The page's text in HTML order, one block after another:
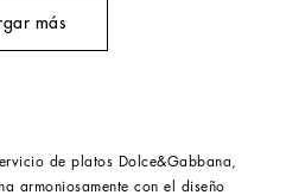
más
de platos Dolce&Gabbana,
armoniosamente con el diseño